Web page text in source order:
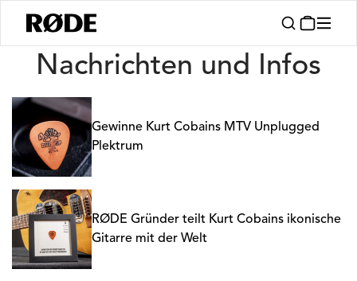
Nachrichten
Nachrichten und Infos
Gewinne Kurt Cobains MTV Unplugged
Plektrum
RØDE Gründer teilt Kurt Cobains ikonische
Gitarre mit der Welt